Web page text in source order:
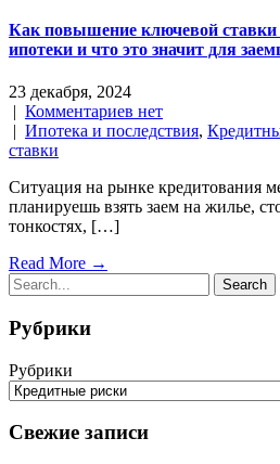
Как повышение ключевой ставки
ипотеки и что это значит для
23 декабря, 2024
| Комментариев нет
| Ипотека и последствия,
ставки
Ситуация на рынке кредитования
планируешь взять заем на жилье,
тонкостях, […]
Read More →
Рубрики
Рубрики
Свежие записи